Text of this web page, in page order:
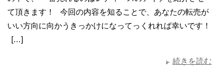
て頂きます！ 今回の内容を知ることで、あなたの転売が
いい方向に向かうきっかけになってっくれれば幸いです！
[…]
続きを読む